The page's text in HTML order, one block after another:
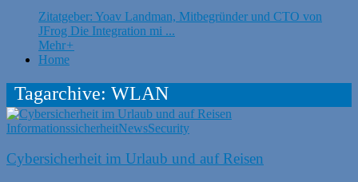
Zitatgeber: Yoav Landman, Mitbegründer und CTO von
JFrog Die Integration mi ...
Mehr+
Home
Tagarchive: WLAN
InformationssicherheitNewsSecurity
Cybersicherheit im Urlaub und auf Reisen